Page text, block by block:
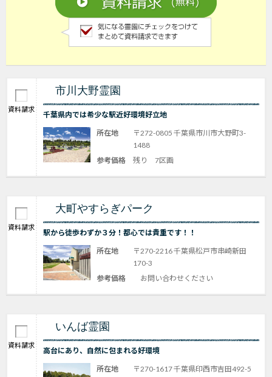
資料請求
市川大野霊園
千葉県内では希少な駅近好環境好立地
所在地
〒272-0805 千葉県市川市大野町3-
1488
参考価格
残り 7区画
資料請求
大町やすらぎパーク
駅から徒歩わずか３分！都心では貴重です！！
所在地
〒270-2216 千葉県松戸市串崎新田
170-3
参考価格
お問い合わせください
資料請求
いんば霊園
高台にあり、自然に包まれる好環境
所在地
〒270-1617 千葉県印西市吉田492-5